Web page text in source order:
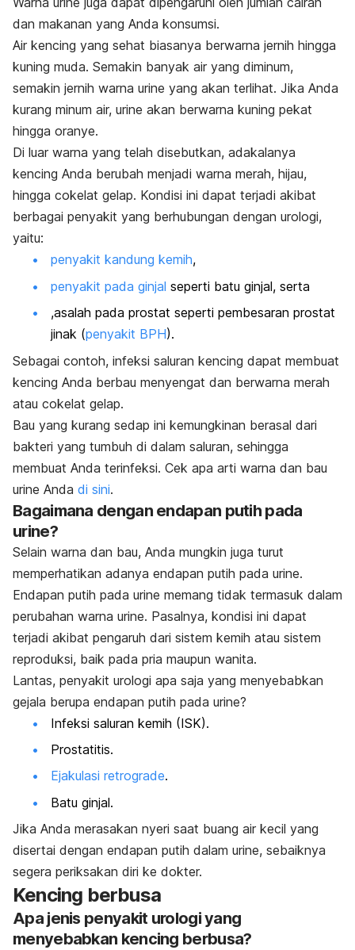
dan makanan yang Anda konsumsi.
Air kencing yang sehat biasanya berwarna jernih hingga
kuning muda. Semakin banyak air yang diminum,
semakin jernih warna urine yang akan terlihat. Jika Anda
kurang minum air, urine akan berwarna kuning pekat
hingga oranye.
Di luar warna yang telah disebutkan, adakalanya
kencing Anda berubah menjadi warna merah, hijau,
hingga cokelat gelap. Kondisi ini dapat terjadi akibat
berbagai penyakit yang berhubungan dengan urologi,
yaitu:
penyakit kandung kemih,
penyakit pada ginjal seperti batu ginjal, serta
,asalah pada prostat seperti pembesaran prostat
jinak (penyakit BPH).
Sebagai contoh, infeksi saluran kencing dapat membuat
kencing Anda berbau menyengat dan berwarna merah
atau cokelat gelap.
Bau yang kurang sedap ini kemungkinan berasal dari
bakteri yang tumbuh di dalam saluran, sehingga
membuat Anda terinfeksi. Cek apa arti warna dan bau
urine Anda di sini.
Bagaimana dengan endapan putih pada
urine?
Selain warna dan bau, Anda mungkin juga turut
memperhatikan adanya endapan putih pada urine.
Endapan putih pada urine memang tidak termasuk dalam
perubahan warna urine. Pasalnya, kondisi ini dapat
terjadi akibat pengaruh dari sistem kemih atau sistem
reproduksi, baik pada pria maupun wanita.
Lantas, penyakit urologi apa saja yang menyebabkan
gejala berupa endapan putih pada urine?
Infeksi saluran kemih (ISK).
Prostatitis.
Ejakulasi retrograde.
Batu ginjal.
Jika Anda merasakan nyeri saat buang air kecil yang
disertai dengan endapan putih dalam urine, sebaiknya
segera periksakan diri ke dokter.
Kencing berbusa
Apa jenis penyakit urologi yang
menyebabkan kencing berbusa?